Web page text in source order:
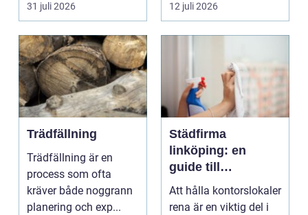
31 juli 2026 12 juli 2026
Trädfällning
Trädfällning är en
process som ofta
kräver både noggrann
planering och exp...
Städfirma
linköping: en
guide till
professionell
städning
Att hålla kontorslokaler
rena är en viktig del i